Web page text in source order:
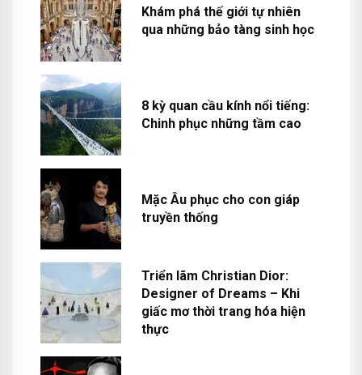
Khám phá thế giới tự nhiên
qua những bảo tàng sinh học
8 kỳ quan cầu kính nổi tiếng:
Chinh phục những tầm cao
Mặc Âu phục cho con giáp
truyền thống
Triển lãm Christian Dior:
Designer of Dreams – Khi
giấc mơ thời trang hóa hiện
thực